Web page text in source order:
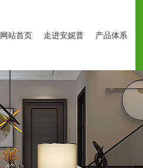
网站首页 走进安妮普 产品体系